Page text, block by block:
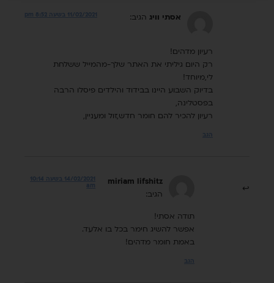
אסתי וויג הגיב: 11/02/2021 בשעה 8:52 pm
רעיון מדהים!
רק היום גיליתי את האתר שלך-מהמייל ששלחת
לי,מיוחד!
בדיוק השבוע היינו בבידוד והילדים פיסלו הרבה
בפסטלינה,
רעיון להכיר להם חומר חדש,זול ומעניין,
הגב
miriam lifshitz
הגיב:
14/02/2021 בשעה 10:14
am
תודה אסתי!
אפשר להשיג חימר בכל בו אלעד.
באמת חומר מדהים!
הגב